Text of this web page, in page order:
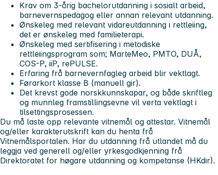
Krav om 3-årig bachelorutdanning i sosialt arbeid,
barnevernspedagog eller annan relevant utdanning.
Ønskeleg med relevant vidareutdanning i rettleiing,
det er ønskeleg med familieterapi.
Ønskeleg med sertifisering i metodiske
rettleiingsprogram som; MarteMeo, PMTO, DUÅ,
COS-P, iiP, rePULSE.
Erfaring frå barnevernfagleg arbeid blir vektlagt.
Førarkort klasse B (manuell gir).
Det krevst gode norskkunnskapar, og både skriftleg
og munnleg framstillingsevne vil verta vektlagt i
tilsettingsprosessen.
Du må laste opp relevante vitnemål og attestar. Vitnemål
og/eller karakterutskrift kan du henta frå
Vitnemålsportalen. Har du utdanning frå utlandet må du
leggja ved generell og/eller yrkesgodkjenning frå
Direktoratet for høgare utdanning og kompetanse (HKdir).